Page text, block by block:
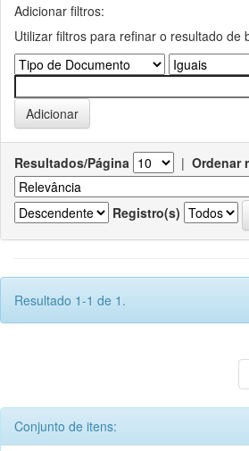
Adicionar filtros:
Utilizar filtros para refinar o resultado de
Resultados/Página | Ordenar
Registro(s)
Resultado 1-1 de 1.
Conjunto de itens: